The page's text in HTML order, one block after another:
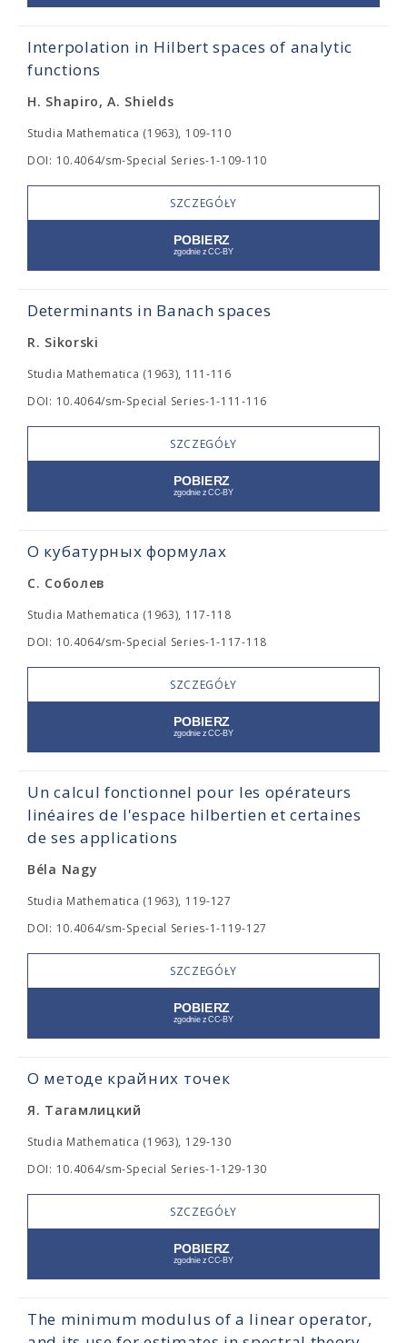
Interpolation in Hilbert spaces of analytic
functions
H. Shapiro, A. Shields
Studia Mathematica (1963), 109-110
DOI: 10.4064/sm-Special Series-1-109-110
SZCZEGÓŁY
Determinants in Banach spaces
R. Sikorski
Studia Mathematica (1963), 111-116
DOI: 10.4064/sm-Special Series-1-111-116
SZCZEGÓŁY
О кубатурных формулах
С. Соболев
Studia Mathematica (1963), 117-118
DOI: 10.4064/sm-Special Series-1-117-118
SZCZEGÓŁY
Un calcul fonctionnel pour les opérateurs
linéaires de l'espace hilbertien et certaines
de ses applications
Béla Nagy
Studia Mathematica (1963), 119-127
DOI: 10.4064/sm-Special Series-1-119-127
SZCZEGÓŁY
О методе крайних точек
Я. Тагамлицкий
Studia Mathematica (1963), 129-130
DOI: 10.4064/sm-Special Series-1-129-130
SZCZEGÓŁY
The minimum modulus of a linear operator,